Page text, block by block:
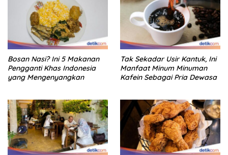
Bosan Nasi? Ini 5 Makanan
Pengganti Khas Indonesia
yang Mengenyangkan
Tak Sekadar Usir Kantuk, Ini
Manfaat Minum Minuman
Kafein Sebagai Pria Dewasa